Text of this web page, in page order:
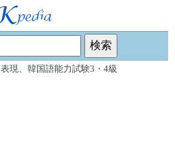
現、 韓国語能力試験3・4級